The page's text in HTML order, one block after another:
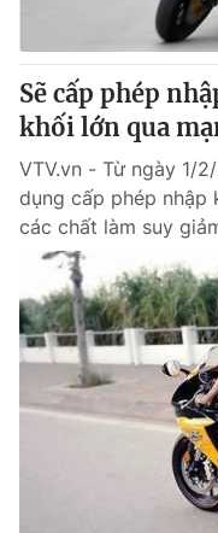
Sẽ cấp phép
khối lớn qua
VTV.vn - Từ ngày 1/
dụng cấp phép nhập
các chất làm suy